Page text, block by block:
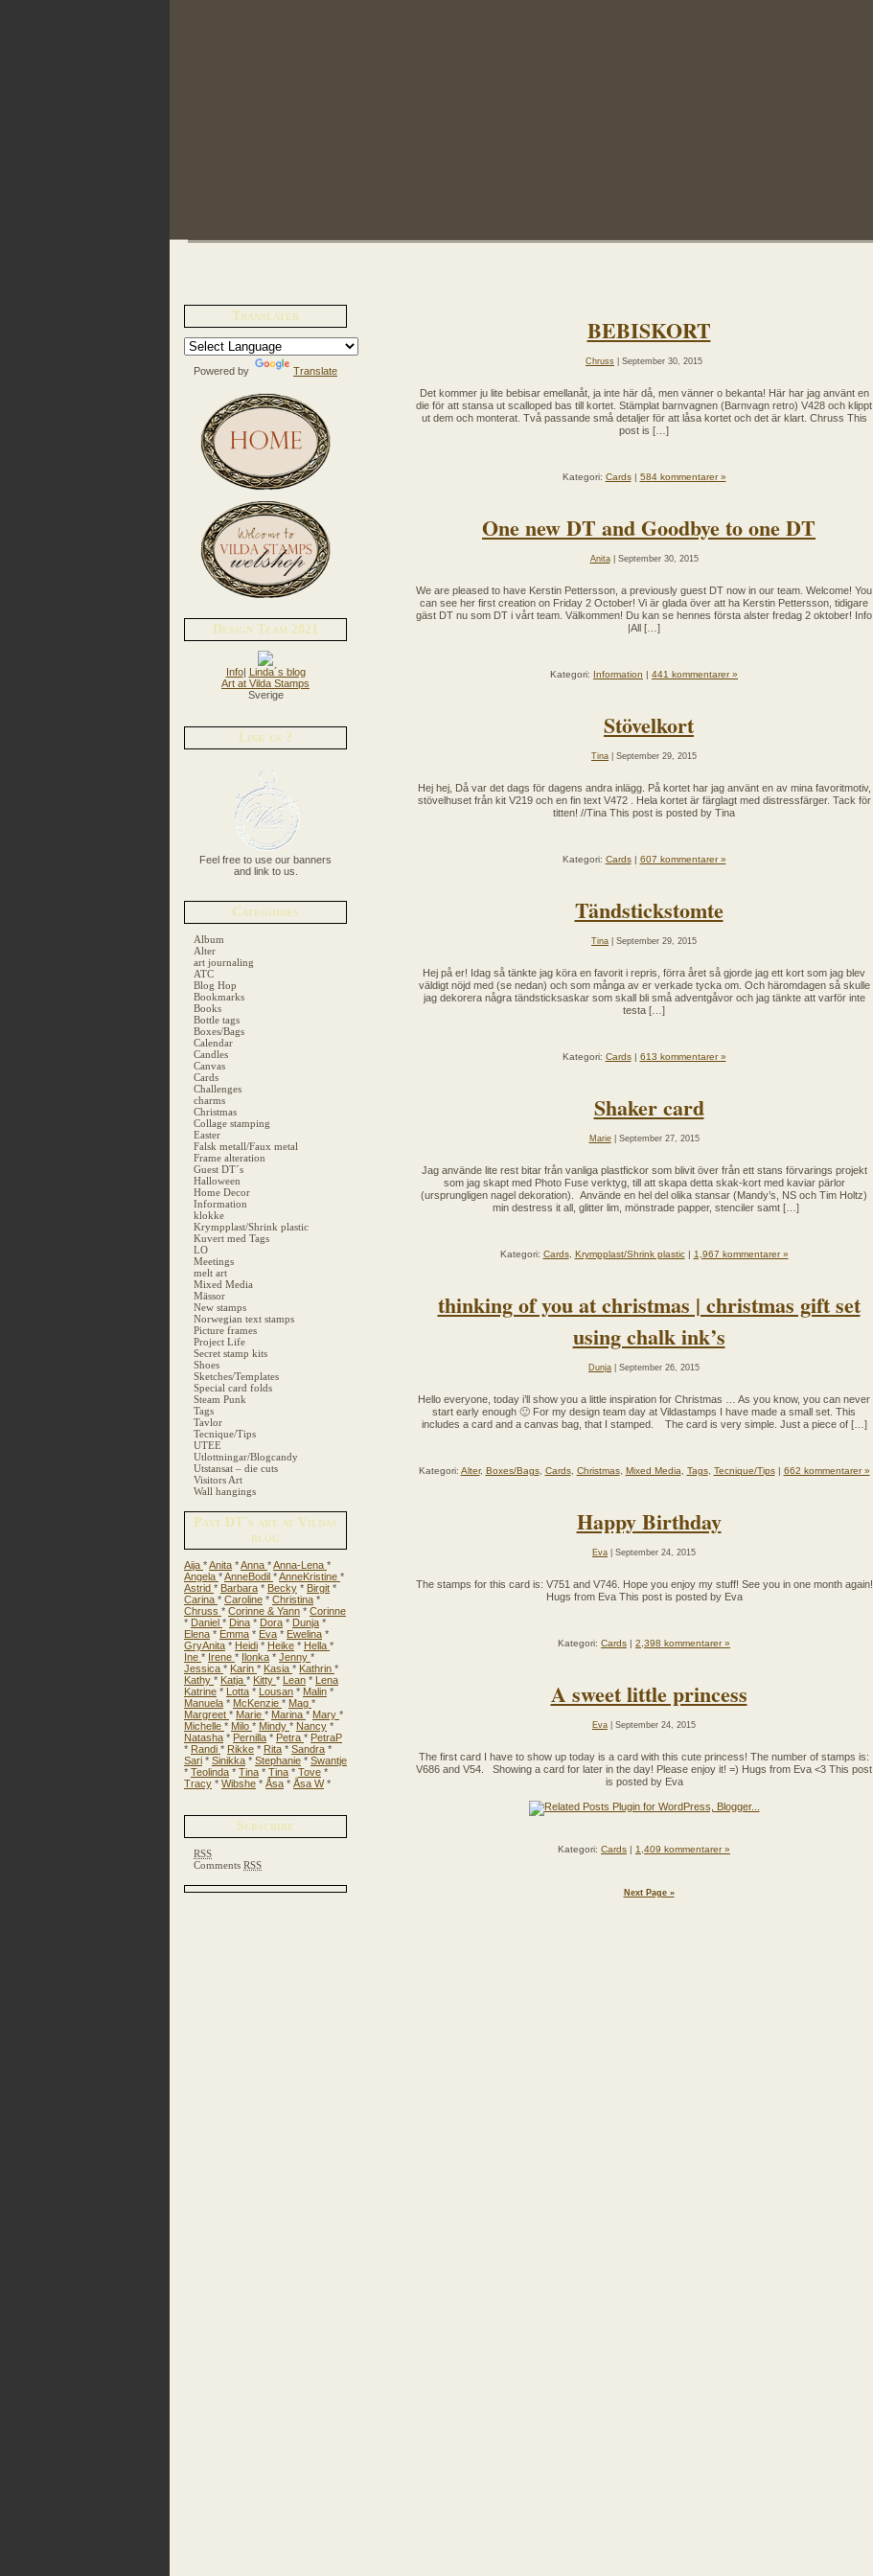
Translater
Powered by Translate
Design Team 2021
Info| Linda´s blog
Art at Vilda Stamps
Sverige
Link us ?
Feel free to use our banners
and link to us.
Categories
Album
Alter
art journaling
ATC
Blog Hop
Bookmarks
Books
Bottle tags
Boxes/Bags
Calendar
Candles
Canvas
Cards
Challenges
charms
Christmas
Collage stamping
Easter
Falsk metall/Faux metal
Frame alteration
Guest DT´s
Halloween
Home Decor
Information
klokke
Krympplast/Shrink plastic
Kuvert med Tags
LO
Meetings
melt art
Mixed Media
Mässor
New stamps
Norwegian text stamps
Picture frames
Project Life
Secret stamp kits
Shoes
Sketches/Templates
Special card folds
Steam Punk
Tags
Tavlor
Tecnique/Tips
UTEE
Utlottningar/Blogcandy
Utstansat – die cuts
Visitors Art
Wall hangings
Past DT´s art at Vildas
blog
Aija *Anita *Anna *Anna-Lena *
Angela *AnneBodil *AnneKristine *
Astrid * Barbara * Becky * Birgit *
Carina * Caroline * Christina *
Chruss * Corinne & Yann * Corinne
* Daniel * Dina * Dora * Dunja *
Elena * Emma * Eva * Ewelina *
GryAnita * Heidi * Heike * Hella *
Ine * Irene * Ilonka * Jenny *
Jessica * Karin * Kasia * Kathrin *
Kathy * Katja * Kitty * Lean * Lena
Katrine * Lotta * Lousan * Malin *
Manuela * McKenzie * Mag *
Margreet * Marie * Marina * Mary *
Michelle * Milo * Mindy * Nancy *
Natasha * Pernilla * Petra * PetraP
* Randi * Rikke * Rita * Sandra *
Sari * Sinikka * Stephanie * Swantje
* Teolinda * Tina * Tina * Tove *
Tracy * Wibshe * Åsa * Åsa W*
Subscribe
RSS
Comments RSS
BEBISKORT
Chruss | September 30, 2015
Det kommer ju lite bebisar emellanåt, ja inte här då, men vänner o bekanta! Här har jag använt en
die för att stansa ut scalloped bas till kortet. Stämplat barnvagnen (Barnvagn retro) V428 och klippt
ut dem och monterat. Två passande små detaljer för att låsa kortet och det är klart. Chruss This
post is […]
Kategori: Cards| 584 kommentarer »
One new DT and Goodbye to one DT
Anita| September 30, 2015
We are pleased to have Kerstin Pettersson, a previously guest DT now in our team. Welcome! You
can see her first creation on Friday 2 October! Vi är glada över att ha Kerstin Pettersson, tidigare
gäst DT nu som DT i vårt team. Välkommen! Du kan se hennes första alster fredag 2 oktober! Info
|All […]
Kategori: Information | 441 kommentarer »
Stövelkort
Tina | September 29, 2015
Hej hej, Då var det dags för dagens andra inlägg. På kortet har jag använt en av mina favoritmotiv,
stövelhuset från kit V219 och en fin text V472 . Hela kortet är färglagt med distressfärger. Tack för
titten! //Tina This post is posted by Tina
Kategori: Cards| 607 kommentarer »
Tändstickstomte
Tina | September 29, 2015
Hej på er! Idag så tänkte jag köra en favorit i repris, förra året så gjorde jag ett kort som jag blev
väldigt nöjd med (se nedan) och som många av er verkade tycka om. Och häromdagen så skulle
jag dekorera några tändsticksaskar som skall bli små adventgåvor och jag tänkte att varför inte
testa […]
Kategori: Cards| 613 kommentarer »
Shaker card
Marie| September 27, 2015
Jag använde lite rest bitar från vanliga plastfickor som blivit över från ett stans förvarings projekt
som jag skapt med Photo Fuse verktyg, till att skapa detta skak-kort med kaviar pärlor
(ursprungligen nagel dekoration). Använde en hel del olika stansar (Mandy’s, NS och Tim Holtz)
min destress it all, glitter lim, mönstrade papper, stenciler samt […]
Kategori: Cards, Krympplast/Shrink plastic| 1,967 kommentarer »
thinking of you at christmas | christmas gift set
using chalk ink’s
Dunja | September 26, 2015
Hello everyone, today i’ll show you a little inspiration for Christmas … As you know, you can never
start early enough 🙂 For my design team day at Vildastamps I have made a small set. This
includes a card and a canvas bag, that I stamped. The card is very simple. Just a piece of […]
Kategori: Alter, Boxes/Bags, Cards, Christmas, Mixed Media Tags, Tecnique/Tips| 662 kommentarer »
Happy Birthday
Eva | September 24, 2015
The stamps for this card is: V751 and V746. Hope you enjoy my stuff! See you in one month again!
Hugs from Eva This post is posted by Eva
Kategori: Cards | 2,398 kommentarer »
A sweet little princess
Eva | September 24, 2015
The first card I have to show up today is a card with this cute princess! The number of stamps is:
V686 and V54. Showing a card for later in the day! Please enjoy it! =) Hugs from Eva <3 This post
is posted by Eva
Kategori: Cards | 1,409 kommentarer »
Next Page »